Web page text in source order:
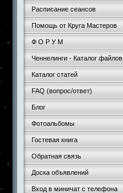
Расписание сеансов
Помощь от Круга Мастеров
Ф О Р У М
Ченнелинги - Каталог файлов
Каталог статей
FAQ (вопрос/ответ)
Блог
Фотоальбомы
Гостевая книга
Обратная связь
Доска объявлений
Вход в миничат с телефона